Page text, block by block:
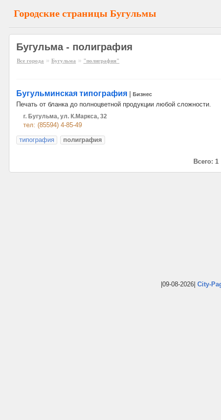
Городские страницы Бугульмы
Бугульма - полиграфия
Все города » Бугульма » "полиграфия"
Бугульминская типография Бизнес
Печать от бланка до полноцветной продукции любой сложности.
г. Бугульма, ул. К.Маркса, 32
тел: (85594) 4-85-49
типография
полиграфия
Всего: 1
|09-08-2026| City-